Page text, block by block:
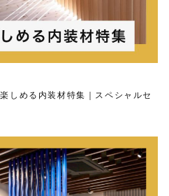
しめる内装材特集｜スペシャルセ